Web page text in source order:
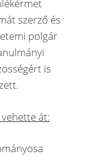
szerző és
polgár
is
át: